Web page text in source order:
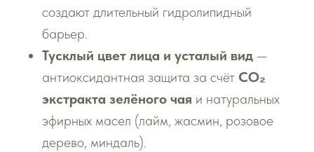
создают длительный гидролипидный
барьер.
Тусклый цвет лица и усталый вид —
антиоксидантная защита за счёт СО₂
экстракта зелёного чая и натуральных
эфирных масел (лайм, жасмин, розовое
дерево, миндаль).